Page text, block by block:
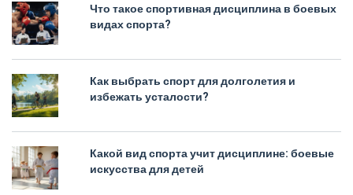
Что такое спортивная дисциплина в боевых
видах спорта?
Как выбрать спорт для долголетия и
избежать усталости?
Какой вид спорта учит дисциплине: боевые
искусства для детей